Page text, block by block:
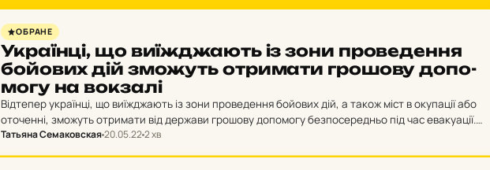
ОБРАНЕ
Ук­ра­їн­ці, що ви­ї­жджа­ють із зони про­ве­ден­ня
бо­йо­вих дій змо­жуть от­ри­ма­ти гро­шо­ву до­по­
мо­гу на вок­за­лі
Відтепер українці, що виїжджають із зони проведення бойових дій, а також міст в окупації або
оточенні, зможуть отримати від держави грошову допомогу безпосередньо під час евакуації.
Джерело: Укрзалізниця. Для цього…
Татьяна Семаковская20.05.222 хв